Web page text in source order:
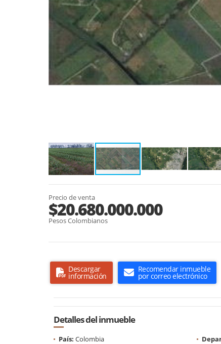
Precio de venta
$20.680.000.000
Pesos Colombianos
Descargar
información
Recomendar inmueble
por correo electrónico
Detalles del inmueble
País: Colombia